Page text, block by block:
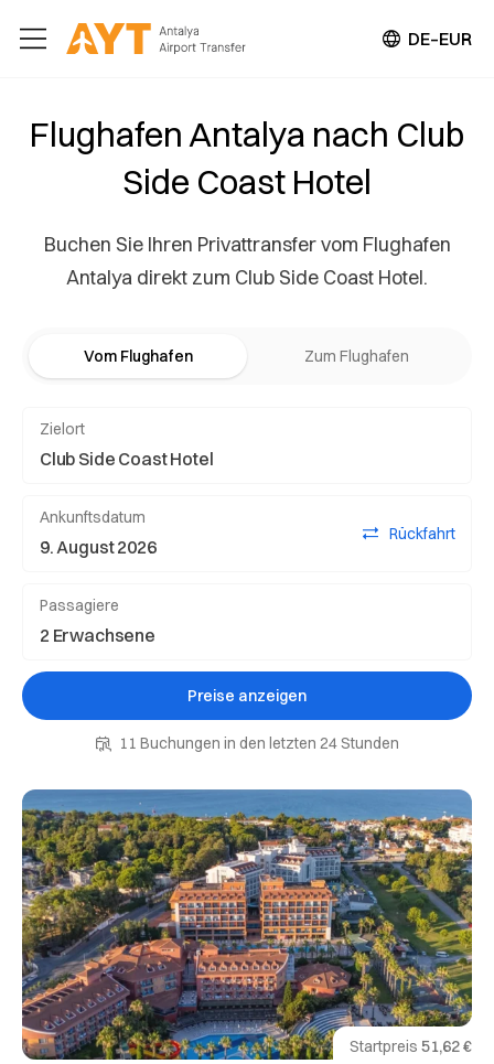
DE–EUR
Flughafen Antalya nach Club
Side Coast Hotel
Buchen Sie Ihren Privattransfer vom Flughafen
Antalya direkt zum Club Side Coast Hotel.
Startpreis 51,62 €
Vom Flughafen Zum Flughafen
Zielort
Ankunftsdatum
Rückfahrt
Passagiere
Preise anzeigen
11 Buchungen in den letzten 24 Stunden